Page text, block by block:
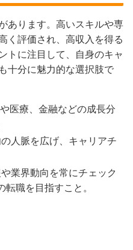
あります。高いスキルや専
く評価され、高収入を得る
トに注目して、自身のキャ
十分に魅力的な選択肢で
医療、金融などの成長分
人脈を広げ、キャリアチ
業界動向を常にチェック
転職を目指すこと。